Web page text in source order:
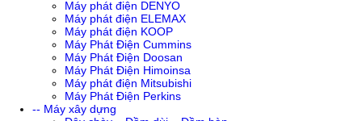
Máy phát điện DENYO
Máy phát điện ELEMAX
Máy phát điện KOOP
Máy Phát Điện Cummins
Máy Phát Điện Doosan
Máy Phát Điện Himoinsa
Máy phát điện Mitsubishi
Máy Phát Điện Perkins
-- Máy xây dựng